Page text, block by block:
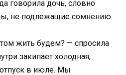
говорила дочь, словно
не подлежащие сомнению.
жить будем? — спросила
закипает холодная,
отпуск в июле. Мы